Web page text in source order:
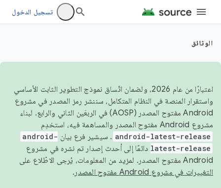
تسجيل الدخول
الوثائق
اعتبارًا من عام 2026، ولضمان اتّساق نموذج التطوير الثابت الأساسي
واستقرار المنصة في النظام المتكامل، سننشر رمز المصدر في مشروع
Android مفتوح المصدر (AOSP) في الربعَين الثاني والرابع. لبناء
مشروع Android مفتوح المصدر والمساهمة فيه، استخدِم
android-latest-release . سيشير فرع بيان android-
latest-release دائمًا إلى أحدث إصدار تم نشره في مشروع
Android مفتوح المصدر. لمزيد من المعلومات، يُرجى الاطّلاع على
التغييرات في مشروع Android مفتوح المصدر
.